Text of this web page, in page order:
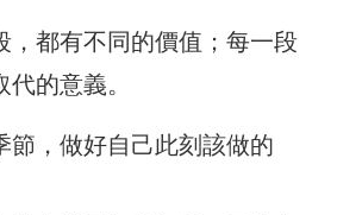
，都有不同的價值；每一段
的意義。
節，做好自己此刻該做的